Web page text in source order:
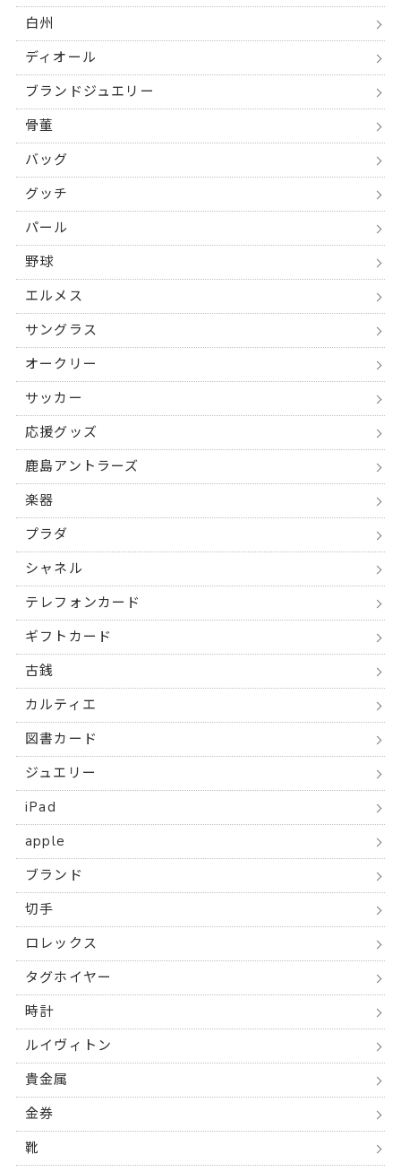
白州
ディオール
ブランドジュエリー
骨董
バッグ
グッチ
パール
野球
エルメス
サングラス
オークリー
サッカー
応援グッズ
鹿島アントラーズ
楽器
プラダ
シャネル
テレフォンカード
ギフトカード
古銭
カルティエ
図書カード
ジュエリー
iPad
apple
ブランド
切手
ロレックス
タグホイヤー
時計
ルイヴィトン
貴金属
金券
靴